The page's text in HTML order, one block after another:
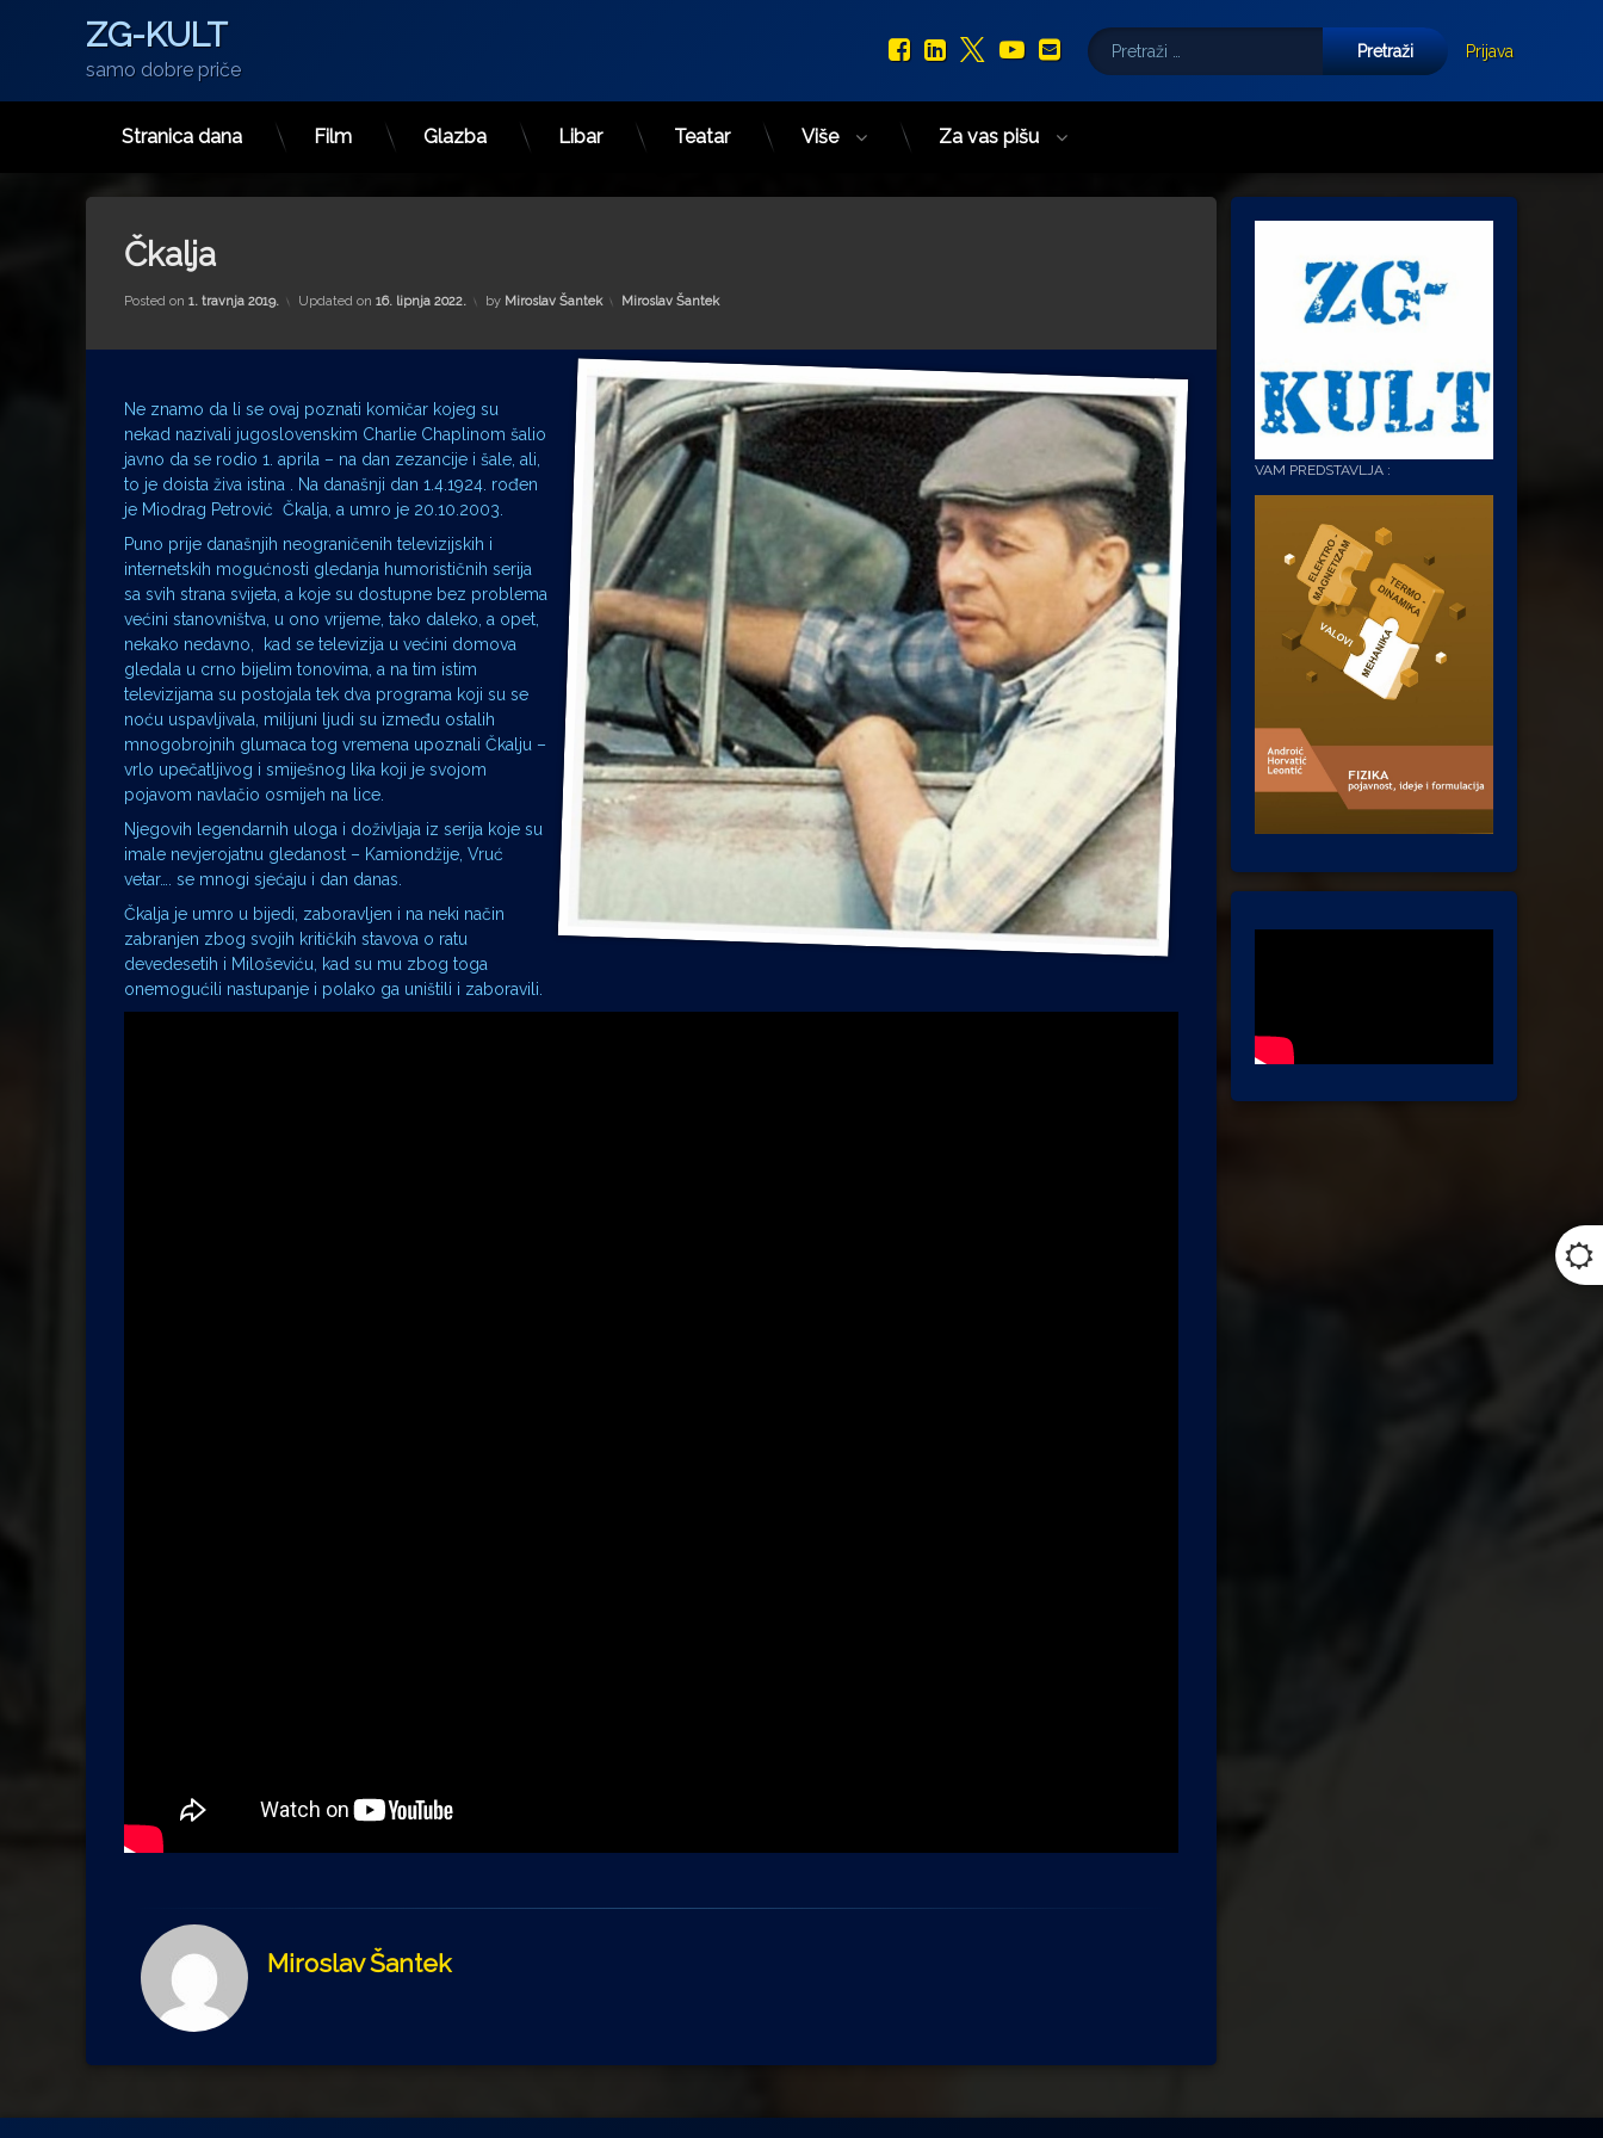
ZG-KULT
samo dobre priče
Facebook
LinkedIn
X.com
YouTube
E-mail
Pretraži:
Prijava
Stranica dana Film Glazba Libar Teatar Više Za vas pišu
Čkalja
Posted on 1. travnja 2019. Updated on 16. lipnja 2022. by Miroslav Šantek Kategorije:
Miroslav Šantek
Ne znamo da li se ovaj poznati komičar kojeg su
nekad nazivali jugoslovenskim Charlie Chaplinom šalio
javno da se rodio 1. aprila – na dan zezancije i šale, ali,
to je doista živa istina . Na današnji dan 1.4.1924. rođen
je Miodrag Petrović Čkalja, a umro je 20.10.2003.
Puno prije današnjih neograničenih televizijskih i
internetskih mogućnosti gledanja humorističnih serija
sa svih strana svijeta, a koje su dostupne bez problema
većini stanovništva, u ono vrijeme, tako daleko, a opet,
nekako nedavno, kad se televizija u većini domova
gledala u crno bijelim tonovima, a na tim istim
televizijama su postojala tek dva programa koji su se
noću uspavljivala, milijuni ljudi su između ostalih
mnogobrojnih glumaca tog vremena upoznali Čkalju –
vrlo upečatljivog i smiješnog lika koji je svojom
pojavom navlačio osmijeh na lice.
Njegovih legendarnih uloga i doživljaja iz serija koje su
imale nevjerojatnu gledanost – Kamiondžije, Vruć
vetar…. se mnogi sjećaju i dan danas.
Čkalja je umro u bijedi, zaboravljen i na neki način
zabranjen zbog svojih kritičkih stavova o ratu
devedesetih i Miloševiću, kad su mu zbog toga
onemogućili nastupanje i polako ga uništili i zaboravili.
Miroslav Šantek
VAM PREDSTAVLJA :